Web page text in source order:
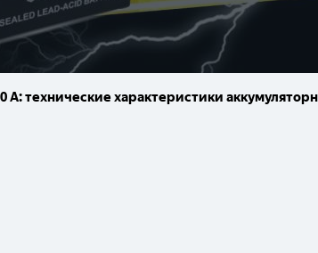
A: технические характеристики